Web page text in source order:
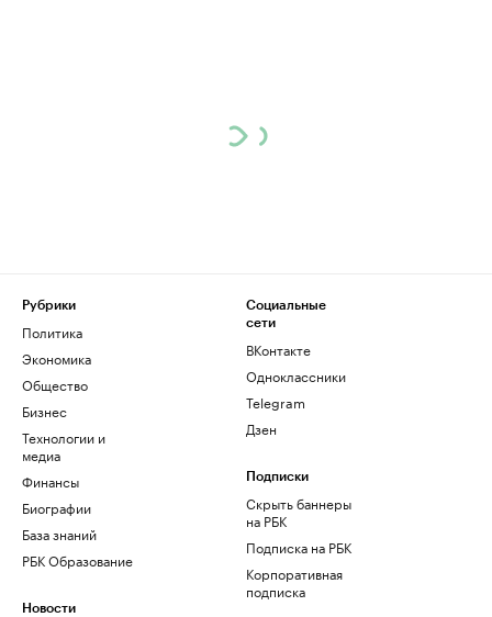
Рубрики
Политика
Экономика
Общество
Бизнес
Технологии и
медиа
Финансы
Биографии
База знаний
РБК Образование
Новости
Социальные
сети
ВКонтакте
Одноклассники
Telegram
Дзен
Подписки
Скрыть баннеры
на РБК
Подписка на РБК
Корпоративная
подписка